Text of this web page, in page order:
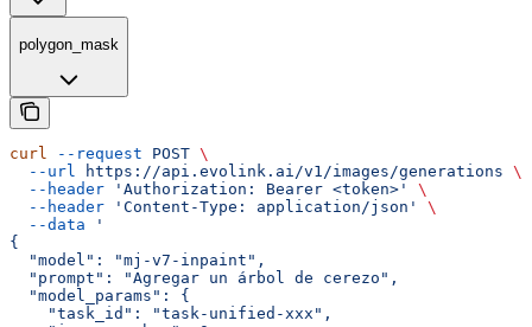
polygon_mask
curl --request POST \
  --url
https://api.evolink.ai/v1/images/generations \
  --header
'Authorization: Bearer <token>'
\
  --header
'Content-Type: application/json'
\
  --data
'
{
  "model": "mj-v7-inpaint",
  "prompt": "Agregar un árbol de cerezo",
  "model_params": {
    "task_id": "task-unified-xxx",